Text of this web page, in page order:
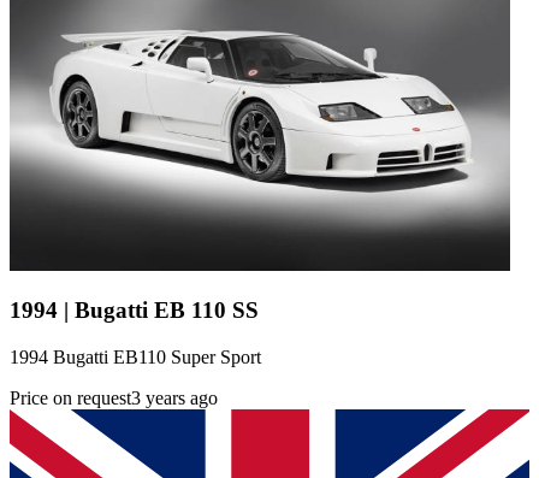
1994 | Bugatti EB 110 SS
1994 Bugatti EB110 Super Sport
Price on request3 years ago